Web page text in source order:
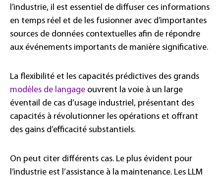
l’industrie, il est essentiel de diffuser ces informations
en temps réel et de les fusionner avec d’importantes
sources de données contextuelles afin de répondre
aux événements importants de manière significative.
La flexibilité et les capacités prédictives des grands
modèles de langage ouvrent la voie à un large
éventail de cas d’usage industriel, présentant des
capacités à révolutionner les opérations et offrant
des gains d’efficacité substantiels.
On peut citer différents cas. Le plus évident pour
l’industrie est l’assistance à la maintenance. Les LLM